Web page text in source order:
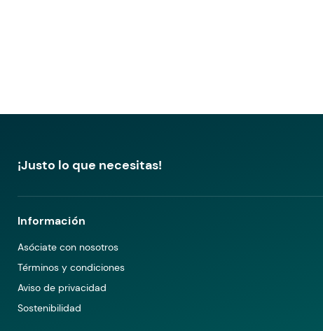
¡Justo lo que necesitas!
Información
Asóciate con nosotros
Términos y condiciones
Aviso de privacidad
Sostenibilidad